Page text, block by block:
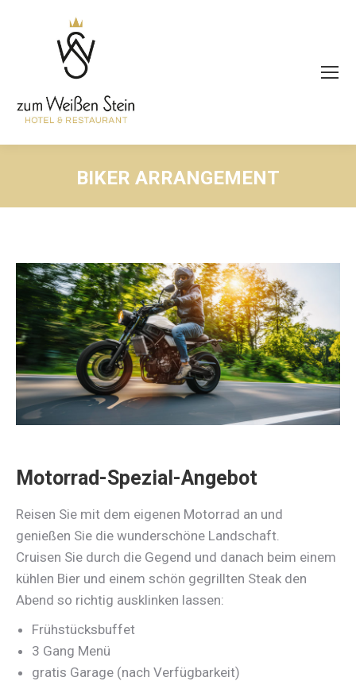
BIKER ARRANGEMENT
Motorrad-Spezial-Angebot
Reisen Sie mit dem eigenen Motorrad an und
genießen Sie die wunderschöne Landschaft.
Cruisen Sie durch die Gegend und danach beim einem
kühlen Bier und einem schön gegrillten Steak den
Abend so richtig ausklinken lassen:
Frühstücksbuffet
3 Gang Menü
gratis Garage (nach Verfügbarkeit)